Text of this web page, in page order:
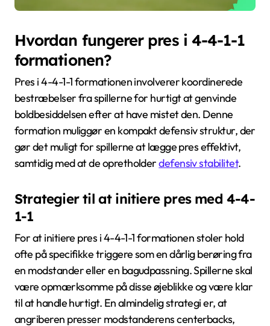
Hvordan fungerer pres i 4-4-1-1
formationen?
Pres i 4-4-1-1 formationen involverer koordinerede
bestræbelser fra spillerne for hurtigt at genvinde
boldbesiddelsen efter at have mistet den. Denne
formation muliggør en kompakt defensiv struktur, der
gør det muligt for spillerne at lægge pres effektivt,
samtidig med at de opretholderdefensiv stabilitet.
Strategier til at initiere pres med 4-4-
1-1
For at initiere pres i 4-4-1-1 formationen stoler hold
ofte på specifikke triggere som en dårlig berøring fra
en modstander eller en bagudpassning. Spillerne skal
være opmærksomme på disse øjeblikke og være klar
til at handle hurtigt. En almindelig strategi er, at
angriberen presser modstanderens centerbacks,